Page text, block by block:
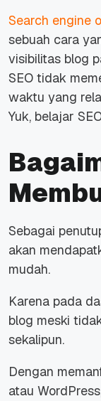
Search engine
sebuah cara
visibilitas blog
SEO tidak
waktu yang
Yuk, belajar
Sebagai
akan
mudah.
Karena pada
blog meski
sekalipun.
Dengan
atau